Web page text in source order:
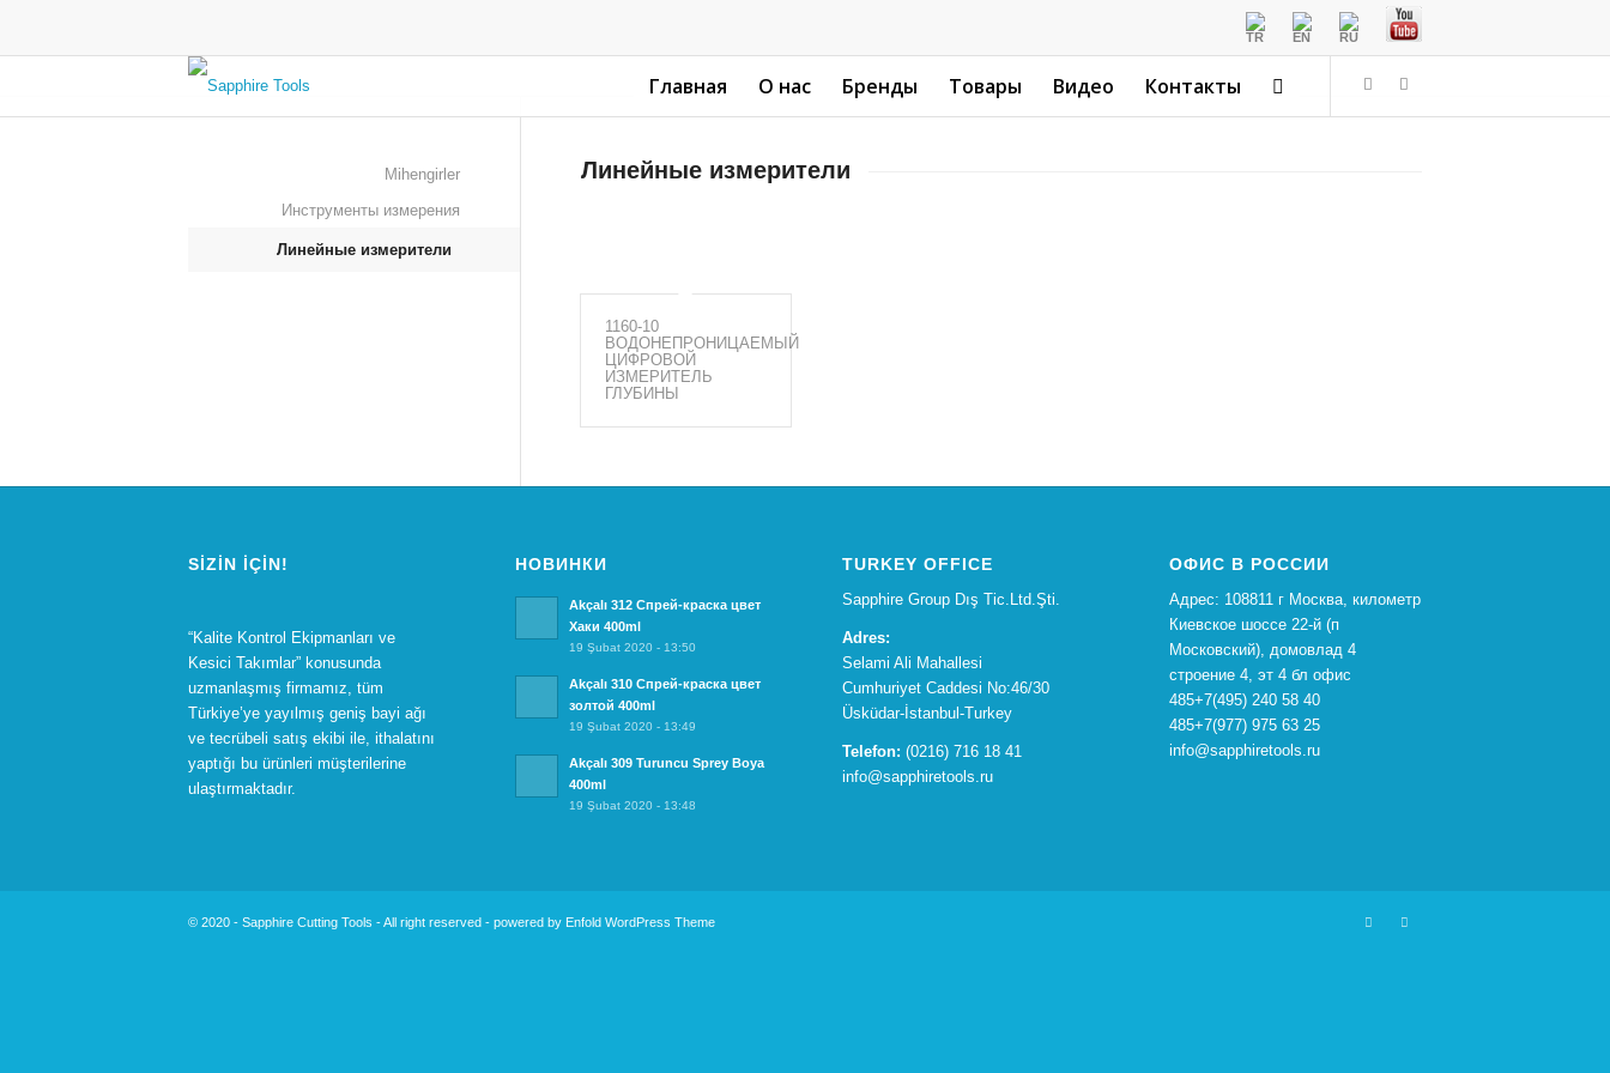
Главная О нас Бренды Товары Видео Контакты
Линейные измерители
1160-10
ВОДОНЕПРОНИЦАЕМЫЙ
ЦИФРОВОЙ
ИЗМЕРИТЕЛЬ
ГЛУБИНЫ
Mihengirler
Инструменты измерения
Линейные измерители
SIZIN İÇIN!
“Kalite Kontrol Ekipmanları ve
Kesici Takımlar” konusunda
uzmanlaşmış firmamız, tüm
Türkiye’ye yayılmış geniş bayi ağı
ve tecrübeli satış ekibi ile, ithalatını
yaptığı bu ürünleri müşterilerine
ulaştırmaktadır.
НОВИНКИ
Akçalı 312 Спрей-краска цвет
Хаки 400ml
19 Şubat 2020 - 13:50
Akçalı 310 Спрей-краска цвет
золтой 400ml
19 Şubat 2020 - 13:49
Akçalı 309 Turuncu Sprey Boya
400ml
19 Şubat 2020 - 13:48
TURKEY OFFICE
Sapphire Group Dış Tic.Ltd.Şti.
Adres:
Selami Ali Mahallesi
Cumhuriyet Caddesi No:46/30
Üsküdar-İstanbul-Turkey
Telefon: (0216) 716 18 41
info@sapphiretools.ru
ОФИС В РОССИИ
Адрес: 108811 г Москва, километр
Киевское шоссе 22-й (п
Московский), домовлад 4
строение 4, эт 4 бл офис
485+7(495) 240 58 40
485+7(977) 975 63 25
info@sapphiretools.ru
© 2020 - Sapphire Cutting Tools - All right reserved - powered by Enfold WordPress Theme